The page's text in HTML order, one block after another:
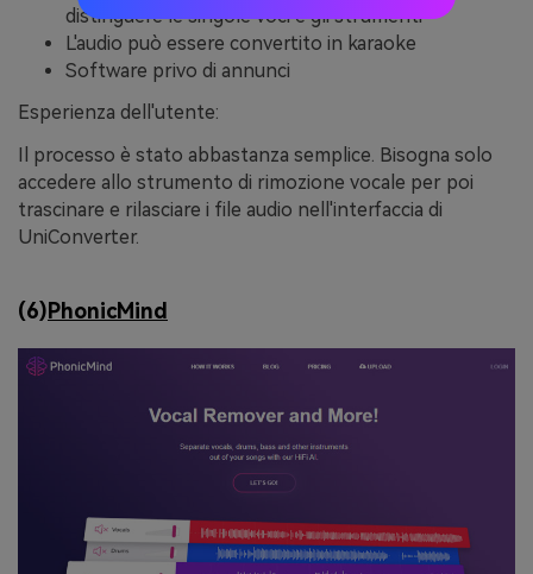
distinguere le singole voci e gli strumenti
L'audio può essere convertito in karaoke
Software privo di annunci
Esperienza dell'utente:
Il processo è stato abbastanza semplice. Bisogna solo
accedere allo strumento di rimozione vocale per poi
trascinare e rilasciare i file audio nell'interfaccia di
UniConverter.
(6)PhonicMind